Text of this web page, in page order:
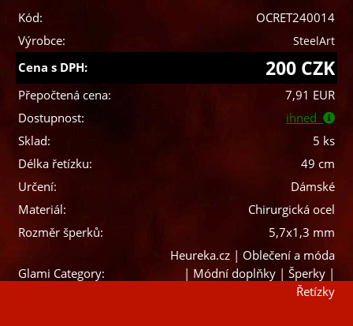
Kód:
OCRET240014
Výrobce:
SteelArt
Cena s DPH: 200 CZK
Přepočtená cena:
7,91 EUR
Dostupnost:
ihned
Sklad:
5 ks
Délka řetízku:
49 cm
Určení:
Dámské
Materiál:
Chirurgická ocel
Rozměr šperků:
5,7x1,3 mm
Glami Category:
Heureka.cz | Oblečení a móda
| Módní doplňky | Šperky |
Řetízky